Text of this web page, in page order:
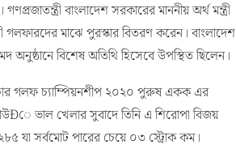
বাংলাদেশ সরকারের মাননীয় অর্থ মন্ত্রী
মাঝে পুরস্কার বিতরণ করেন। বাংলাদেশ
বিশেষ অতিথি হিসেবে উপস্থিত ছিলেন।
গলফ চ্যাম্পিয়নশীপ ২০২০ পুরুষ একক এর
ভাল খেলার সুবাদে তিনি এ শিরোপা বিজয়
যা সর্বমোট পারের চেয়ে ০৩ স্ট্রোক কম।